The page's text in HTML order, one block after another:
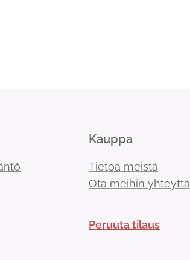
Kauppa
Tietoa meistä
Ota meihin yhteyttä
Peruuta tilaus